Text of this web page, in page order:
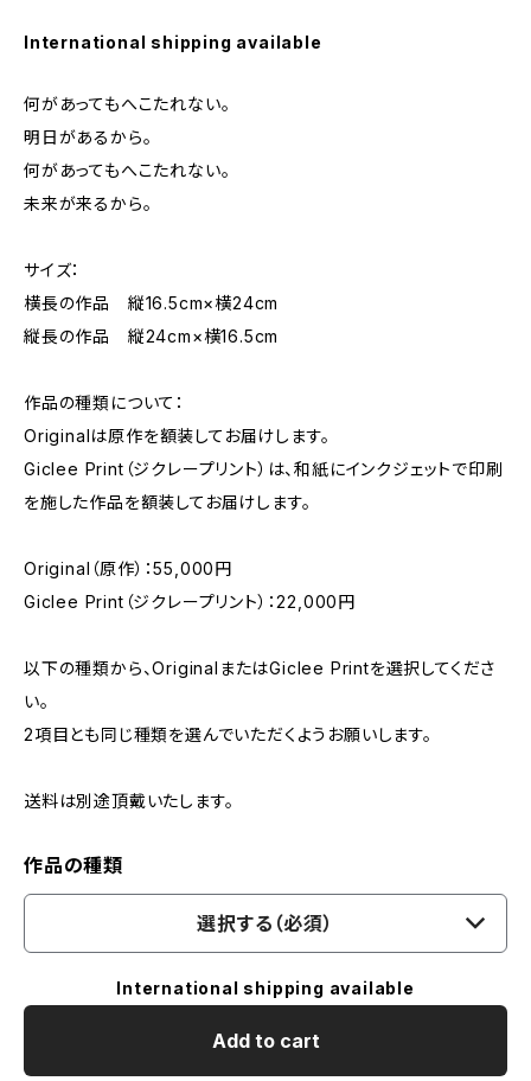
International shipping available
何があってもへこたれない。
明日があるから。
何があってもへこたれない。
未来が来るから。
サイズ：
横長の作品 縦16.5cm×横24cm
縦長の作品 縦24cm×横16.5cm
作品の種類について：
Originalは原作を額装してお届けします。
Giclee Print（ジクレープリント）は、和紙にインクジェットで印刷
を施した作品を額装してお届けします。
Original（原作）：55,000円
Giclee Print（ジクレープリント）：22,000円
以下の種類から、OriginalまたはGiclee Printを選択してくださ
い。
2項目とも同じ種類を選んでいただくようお願いします。
送料は別途頂戴いたします。
作品の種類
選択する（必須）
International shipping available
Add to cart